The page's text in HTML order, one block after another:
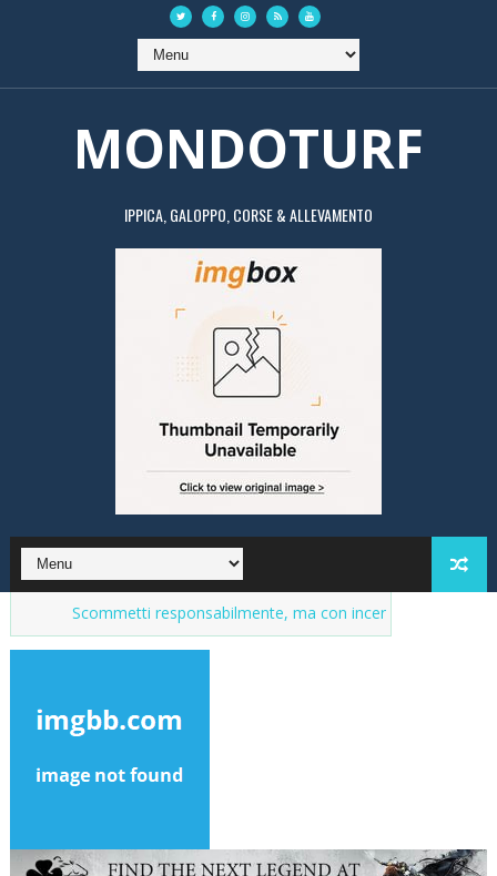
MONDOTURF
IPPICA, GALOPPO, CORSE & ALLEVAMENTO
Scommetti responsabilmente, ma con incentivi Market del